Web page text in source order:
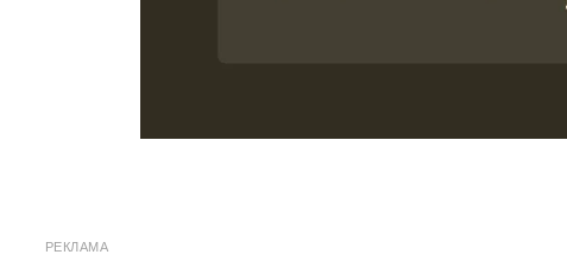
РЕКЛАМА